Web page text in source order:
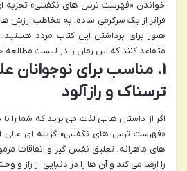
خواندن «فهرست ترس های نگفتنی»
فراتر از یک سرگرمی ساده، به مخاطب ارزش
هنوز برای برداشتن این کتاب مردد هستید،
متقاعد کنند که این رمان را در لیست مطالعه
۱. مناسب برای نوجوانان
ترسناک و رازآلود
اگر از داستان هایی لذت می برید که شما را
«فهرست ترس های نگفتنی» گزینه ای عالی
های ماهرانه، تعلیق نفس گیر و اتفاقات
را ارضا می کند و آن ها را در دنیایی از راز